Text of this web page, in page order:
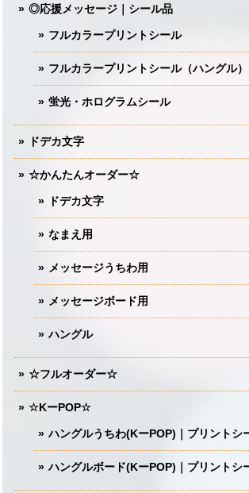
◎応援メッセージ｜シール品
フルカラープリントシール
フルカラープリントシール（ハングル）
蛍光・ホログラムシール
ドデカ文字
☆かんたんオーダー☆
ドデカ文字
なまえ用
メッセージうちわ用
メッセージボード用
ハングル
☆フルオーダー☆
☆KーPOP☆
ハングルうちわ(KーPOP)｜プリントシ
ハングルボード(KーPOP)｜プリントシ